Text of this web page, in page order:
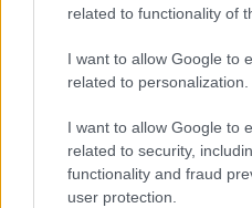
related to functionality of
I want to allow Google to
related to personalization.
I want to allow Google to
related to security,
functionality and fraud
user protection.